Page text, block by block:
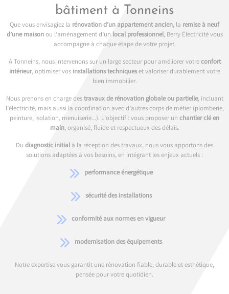
bâtiment à Tonneins
Que vous envisagiez la rénovation d’un appartement ancien, la remise à neuf
d’une maisonou l’aménagement d’un local professionnel, Berry Électricité vous
accompagne à chaque étape de votre projet.
À Tonneins, nous intervenons sur un large secteur pour améliorer votreconfort
intérieur, optimiser vos installations techniqueset valoriser durablement votre
bien immobilier.
Nous prenons en charge destravaux de rénovation globale ou partielle, incluant
l’électricité, mais aussi la coordination avec d’autres corps de métier (plomberie,
peinture, isolation, menuiserie…). L’objectif : vous proposer un chantier clé en
main, organisé, fluide et respectueux des délais.
Du diagnostic initial à la réception des travaux, nous vous apportons des
solutions adaptées à vos besoins, en intégrant les enjeux actuels :
performance énergétique
sécurité des installations
conformité aux normes en vigueur
modernisation des équipements
Notre expertise vous garantit une rénovation fiable, durable et esthétique,
pensée pour votre quotidien.